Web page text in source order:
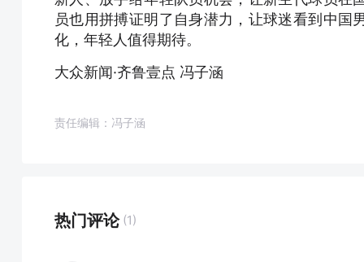
员也用拼搏证明了自身潜力，让球迷看到中
化，年轻人值得期待。
大众新闻·齐鲁壹点 冯子涵
责任编辑：冯子涵
热门评论 (1)